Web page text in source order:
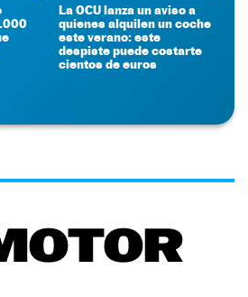
La OCU lanza un aviso a
quienes alquilen un coche
este verano: este
despiste puede costarte
cientos de euros